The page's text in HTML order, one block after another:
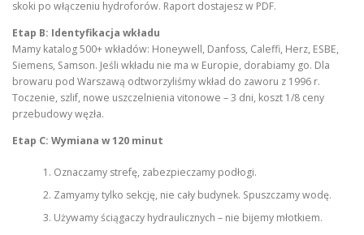
skoki po włączeniu hydroforów. Raport dostajesz w PDF.
Etap B: Identyfikacja wkładu
Mamy katalog 500+ wkładów: Honeywell, Danfoss, Caleffi, Herz, ESBE,
Siemens, Samson. Jeśli wkładu nie ma w Europie, dorabiamy go. Dla
browaru pod Warszawą odtworzyliśmy wkład do zaworu z 1996 r.
Toczenie, szlif, nowe uszczelnienia vitonowe – 3 dni, koszt 1/8 ceny
przebudowy węzła.
Etap C: Wymiana w 120 minut
Oznaczamy strefę, zabezpieczamy podłogi.
Zamyamy tylko sekcję, nie cały budynek. Spuszczamy wodę.
Używamy ściągaczy hydraulicznych – nie bijemy młotkiem.